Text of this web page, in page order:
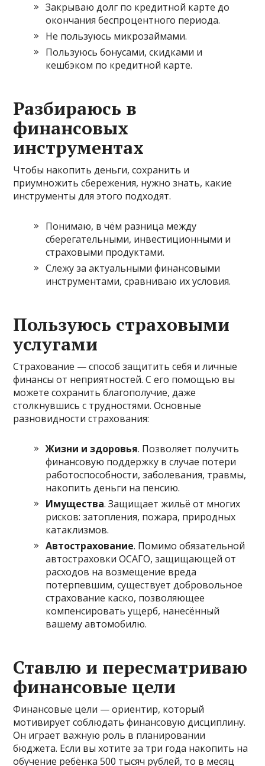
Закрываю долг по кредитной карте до
окончания беспроцентного периода.
Не пользуюсь микрозаймами.
Пользуюсь бонусами, скидками и
кешбэком по кредитной карте.
Разбираюсь в
финансовых
инструментах
Чтобы накопить деньги, сохранить и
приумножить сбережения, нужно знать, какие
инструменты для этого подходят.
Понимаю, в чём разница между
сберегательными, инвестиционными и
страховыми продуктами.
Слежу за актуальными финансовыми
инструментами, сравниваю их условия.
Пользуюсь страховыми
услугами
Страхование — способ защитить себя и личные
финансы от неприятностей. С его помощью вы
можете сохранить благополучие, даже
столкнувшись с трудностями. Основные
разновидности страхования:
Жизни и здоровья. Позволяет получить
финансовую поддержку в случае потери
работоспособности, заболевания, травмы,
накопить деньги на пенсию.
Имущества. Защищает жильё от многих
рисков: затопления, пожара, природных
катаклизмов.
Автострахование. Помимо обязательной
автостраховки ОСАГО, защищающей от
расходов на возмещение вреда
потерпевшим, существует добровольное
страхование каско, позволяющее
компенсировать ущерб, нанесённый
вашему автомобилю.
Ставлю и пересматриваю
финансовые цели
Финансовые цели — ориентир, который
мотивирует соблюдать финансовую дисциплину.
Он играет важную роль в планировании
бюджета. Если вы хотите за три года накопить на
обучение ребёнка 500 тысяч рублей, то в месяц